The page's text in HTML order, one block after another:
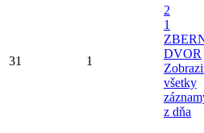
31 1
2
1
DVOR
všetky
z dňa